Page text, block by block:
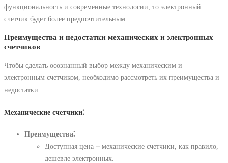
функциональность и современные технологии, то электронный
счетчик будет более предпочтительным.
Преимущества и недостатки механических и электронных
счетчиков
Чтобы сделать осознанный выбор между механическим и
электронным счетчиком, необходимо рассмотреть их преимущества и
недостатки.
Механические счетчики⁚
Преимущества⁚
Доступная цена ⏤ механические счетчики, как правило,
дешевле электронных.